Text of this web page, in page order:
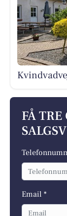
FÅ TRE
Email *